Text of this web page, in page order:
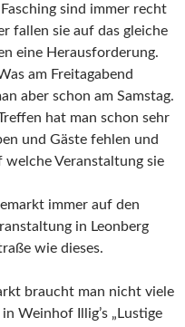
sind immer recht
fallen sie auf das gleiche
eine Herausforderung.
am Freitagabend
aber schon am Samstag.
hat man schon sehr
und Gäste fehlen und
welche Veranstaltung sie
immer auf den
in Leonberg
wie dieses.
braucht man nicht viele
Weinhof Illig’s „Lustige